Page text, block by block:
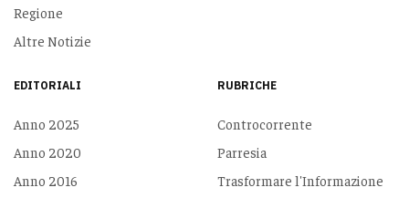
Regione
Altre Notizie
EDITORIALI
Anno 2025
Anno 2020
Anno 2016
RUBRICHE
Controcorrente
Parresia
Trasformare l'Informazione